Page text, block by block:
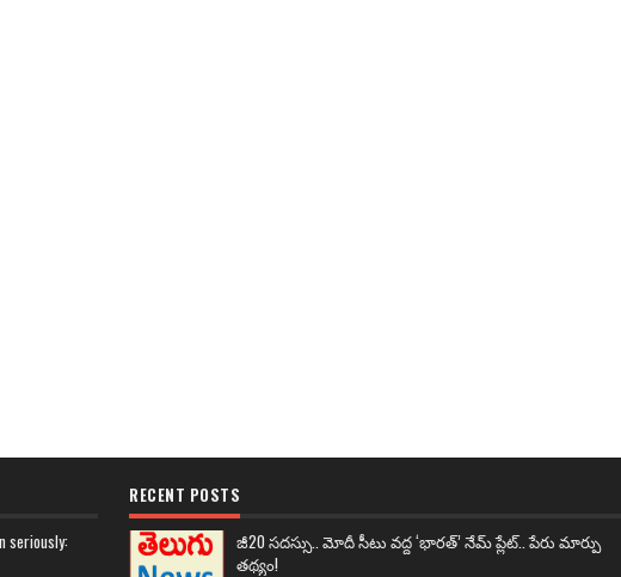
seriously:
RECENT POSTS
జీ20 సదస్సు.. మోదీ సీటు వద్ద ‘భారత్’ నేమ్ ప్లేట్‌.. పేరు మార్పు
తథ్యం!